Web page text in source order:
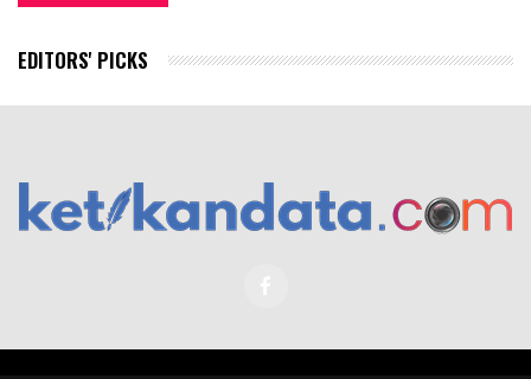
EDITORS' PICKS